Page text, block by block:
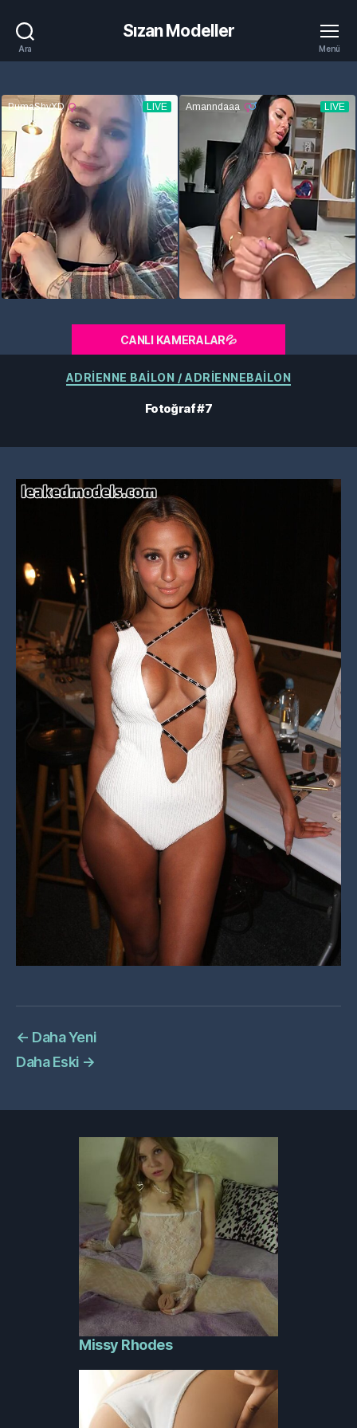
Ara
Sızan Modeller
Menü
CANLI KAMERALAR💦
Kategoriler
ADRIENNE BAILON / ADRIENNEBAILON
Fotoğraf #7
← Daha Yeni
Daha Eski →
Missy Rhodes